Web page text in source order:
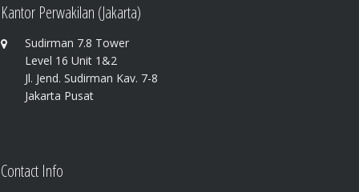
Kantor Perwakilan (Jakarta)
Sudirman 7.8 Tower
Level 16 Unit 1&2
Jl. Jend. Sudirman Kav. 7-8
Jakarta Pusat
Contact Info